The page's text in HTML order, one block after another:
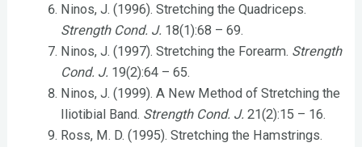
Ninos, J. (1996). Stretching the Quadriceps.
Strength Cond. J. 18(1):68 – 69.
Ninos, J. (1997). Stretching the Forearm. Strength
Cond. J. 19(2):64 – 65.
Ninos, J. (1999). A New Method of Stretching the
Iliotibial Band. Strength Cond. J. 21(2):15 – 16.
Ross, M. D. (1995). Stretching the Hamstrings.